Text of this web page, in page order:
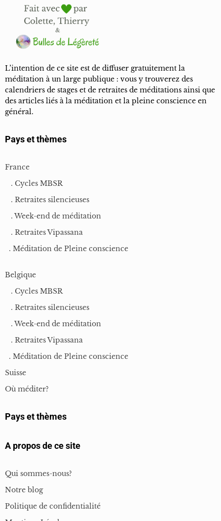
L’intention de ce site est de diffuser gratuitement la
méditation à un large publique : vous y trouverez des
calendriers de stages et de retraites de méditations ainsi que
des articles liés à la méditation et la pleine conscience en
général.
Pays et thèmes
France
. Cycles MBSR
. Retraites silencieuses
. Week-end de méditation
. Retraites Vipassana
. Méditation de Pleine conscience
Belgique
. Cycles MBSR
. Retraites silencieuses
. Week-end de méditation
. Retraites Vipassana
. Méditation de Pleine conscience
Suisse
Où méditer?
Pays et thèmes
A propos de ce site
Qui sommes-nous?
Notre blog
Politique de confidentialité